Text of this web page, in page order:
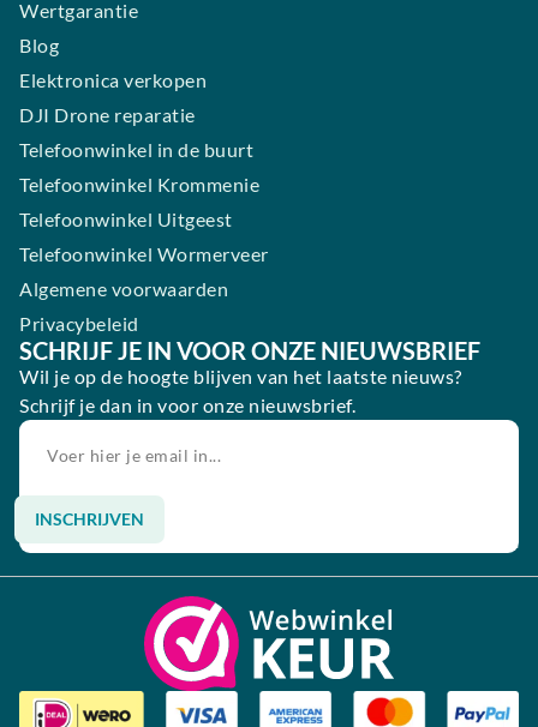
Wertgarantie
Blog
Elektronica verkopen
DJI Drone reparatie
Telefoonwinkel in de buurt
Telefoonwinkel Krommenie
Telefoonwinkel Uitgeest
Telefoonwinkel Wormerveer
Algemene voorwaarden
Privacybeleid
SCHRIJF JE IN VOOR ONZE NIEUWSBRIEF
Wil je op de hoogte blijven van het laatste nieuws?
Schrijf je dan in voor onze nieuwsbrief.
INSCHRIJVEN
Alternative: